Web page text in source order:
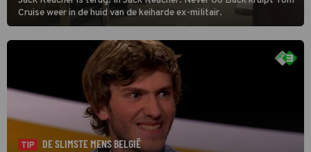
Cruise weer in de huid van de keiharde ex-militair.
TIP
DE SLIMSTE MENS BELGIË